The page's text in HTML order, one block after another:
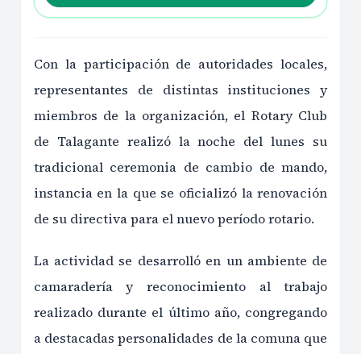
Con la participación de autoridades locales,
representantes de distintas instituciones y
miembros de la organización, el Rotary Club
de Talagante realizó la noche del lunes su
tradicional ceremonia de cambio de mando,
instancia en la que se oficializó la renovación
de su directiva para el nuevo período rotario.
La actividad se desarrolló en un ambiente de
camaradería y reconocimiento al trabajo
realizado durante el último año, congregando
a destacadas personalidades de la comuna que